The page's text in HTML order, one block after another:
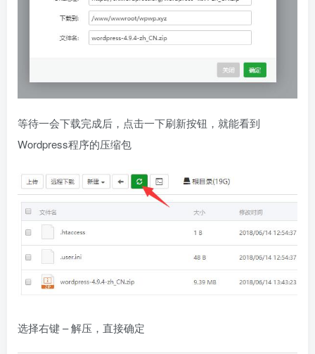
等待一会下载完成后，点击一下刷新按钮，就能看到
Wordpress程序的压缩包
选择右键 – 解压，直接确定